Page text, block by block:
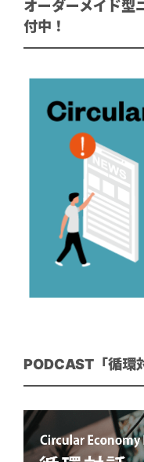
オーダーメイド型
付中！
PODCAST「循環